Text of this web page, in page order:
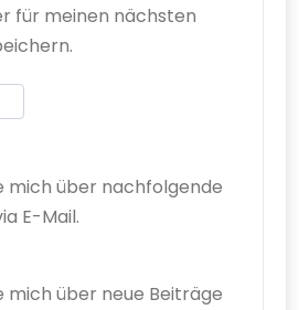
für meinen nächsten
mich über nachfolgende
E-Mail.
mich über neue Beiträge